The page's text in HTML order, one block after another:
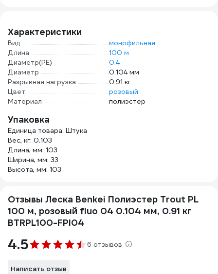
Характеристики
Вид
монофильная
Длина
100 м
Диаметр(PE)
0.4
Диаметр
0.104 мм
Разрывная нагрузка
0.91 кг
Цвет
розовый
Материал
полиэстер
Упаковка
Единица товара: Штука
Вес, кг: 0.103
Длина, мм: 103
Ширина, мм: 33
Высота, мм: 103
Отзывы Леска Benkei Полиэстер Trout PL
100 м, розовый fluo 04 0.104 мм, 0.91 кг
BTRPL100-FPI04
4.5 6 отзывов
Написать отзыв